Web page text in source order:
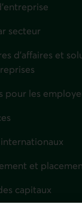
secteur
d’affaires et
pour les
et
capitaux